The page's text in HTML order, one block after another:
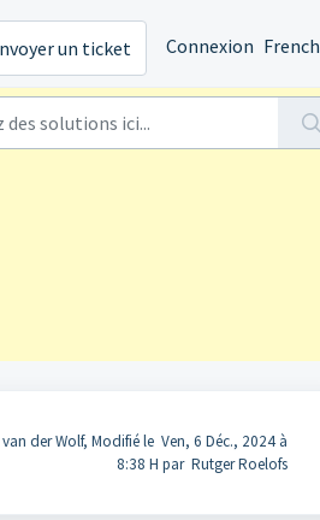
un ticket Connexion French
der Wolf, Modifié le Ven, 6 Déc., 2024 à
8:38 H par Rutger Roelofs